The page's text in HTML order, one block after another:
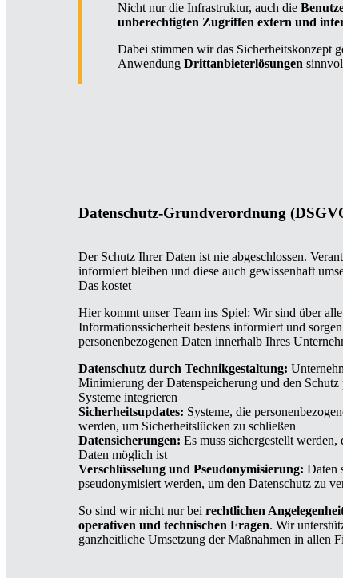
Nicht nur die Infrastruktur, auch die
unberechtigten Zugriffen extern und
Dabei stimmen wir das Sicherheitskonzept
Anwendung Drittanbieterlösungen
Datenschutz-Grundverordnung
Der Schutz Ihrer Daten ist nie abgeschlossen.
informiert bleiben und diese auch gewissenhaft
Das kostet
Hier kommt unser Team ins Spiel: Wir sind über alle
Informationssicherheit bestens informiert und
personenbezogenen Daten innerhalb Ihres
Datenschutz durch Technikgestaltung:
Minimierung der Datenspeicherung und den
Systeme integrieren
Sicherheitsupdates: Systeme, die
werden, um Sicherheitslücken zu schließen
Datensicherungen: Es muss sichergestellt
Daten möglich ist
Verschlüsselung und Pseudonymisierung: Daten
pseudonymisiert werden, um den Datenschutz zu
So sind wir nicht nur bei rechtlichen
operativen und technischen Fragen. Wir
ganzheitliche Umsetzung der Maßnahmen in allen